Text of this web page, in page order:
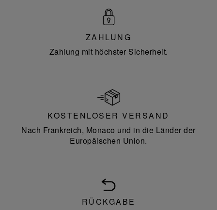
ZAHLUNG
Zahlung mit höchster Sicherheit.
KOSTENLOSER VERSAND
Nach Frankreich, Monaco und in die Länder der
Europäischen Union.
RÜCKGABE